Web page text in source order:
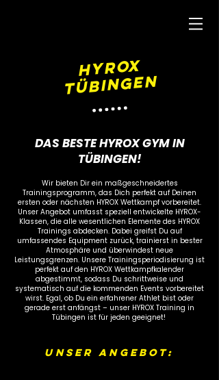
HYROX
TÜBINGEN
DAS BESTE HYROX GYM IN
TÜBINGEN!
Wir bieten Dir ein maßgeschneidertes
Trainingsprogramm, das Dich perfekt auf Deinen
ersten oder nächsten HYROX Wettkampf vorbereitet.
Unser Angebot umfasst speziell entwickelte HYROX-
Klassen, die alle wesentlichen Elemente des HYROX
Trainings abdecken. Dabei greifst Du auf
umfassendes Equipment zurück, trainierst in bester
Atmosphäre und überwindest neue
Leistungsgrenzen. Unsere Trainingsperiodisierung ist
perfekt auf den HYROX Wettkampfkalender
abgestimmt, sodass Du schrittweise und
systematisch auf die kommenden Events vorbereitet
wirst. Egal, ob Du ein erfahrener Athlet bist oder
gerade erst anfängst – unser HYROX Training in
Tübingen ist für jeden geeignet!
UNSER ANGEBOT: